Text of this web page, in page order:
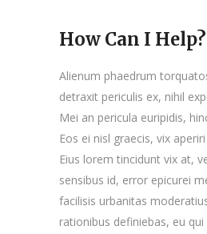
How Can I Help?
Alienum phaedrum
detraxit periculis ex, nihil
Mei an pericula euripidis,
Eos ei nisl graecis, vix
Eius lorem tincidunt vix at,
sensibus id, error epicurei
facilisis urbanitas
rationibus definiebas, eu